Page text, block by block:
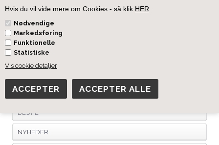
Hvis du vil vide mere om Cookies - så klik HER
Nødvendige
Markedsføring
Funktionelle
Statistiske
Vis cookie detaljer
Information
KURV
BESTIL
NYHEDER